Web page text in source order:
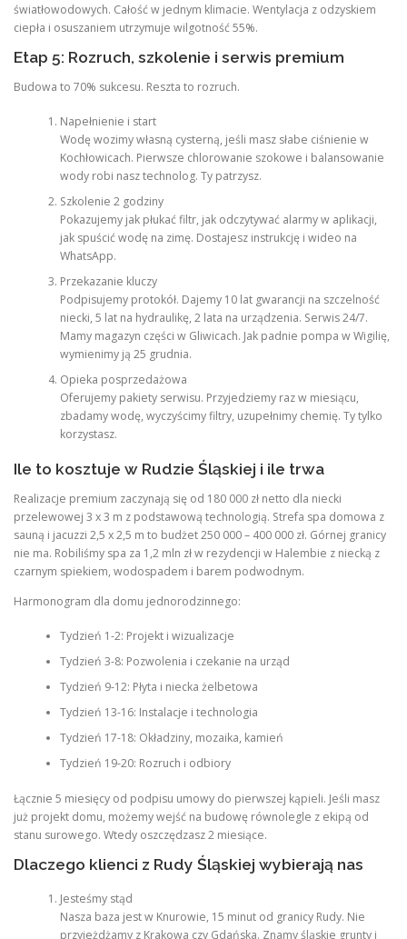
światłowodowych. Całość w jednym klimacie. Wentylacja z odzyskiem
ciepła i osuszaniem utrzymuje wilgotność 55%.
Etap 5: Rozruch, szkolenie i serwis premium
Budowa to 70% sukcesu. Reszta to rozruch.
Napełnienie i start
Wodę wozimy własną cysterną, jeśli masz słabe ciśnienie w
Kochłowicach. Pierwsze chlorowanie szokowe i balansowanie
wody robi nasz technolog. Ty patrzysz.
Szkolenie 2 godziny
Pokazujemy jak płukać filtr, jak odczytywać alarmy w aplikacji,
jak spuścić wodę na zimę. Dostajesz instrukcję i wideo na
WhatsApp.
Przekazanie kluczy
Podpisujemy protokół. Dajemy 10 lat gwarancji na szczelność
niecki, 5 lat na hydraulikę, 2 lata na urządzenia. Serwis 24/7.
Mamy magazyn części w Gliwicach. Jak padnie pompa w Wigilię,
wymienimy ją 25 grudnia.
Opieka posprzedażowa
Oferujemy pakiety serwisu. Przyjedziemy raz w miesiącu,
zbadamy wodę, wyczyścimy filtry, uzupełnimy chemię. Ty tylko
korzystasz.
Ile to kosztuje w Rudzie Śląskiej i ile trwa
Realizacje premium zaczynają się od 180 000 zł netto dla niecki
przelewowej 3 x 3 m z podstawową technologią. Strefa spa domowa z
sauną i jacuzzi 2,5 x 2,5 m to budżet 250 000 – 400 000 zł. Górnej granicy
nie ma. Robiliśmy spa za 1,2 mln zł w rezydencji w Halembie z niecką z
czarnym spiekiem, wodospadem i barem podwodnym.
Harmonogram dla domu jednorodzinnego:
Tydzień 1-2: Projekt i wizualizacje
Tydzień 3-8: Pozwolenia i czekanie na urząd
Tydzień 9-12: Płyta i niecka żelbetowa
Tydzień 13-16: Instalacje i technologia
Tydzień 17-18: Okładziny, mozaika, kamień
Tydzień 19-20: Rozruch i odbiory
Łącznie 5 miesięcy od podpisu umowy do pierwszej kąpieli. Jeśli masz
już projekt domu, możemy wejść na budowę równolegle z ekipą od
stanu surowego. Wtedy oszczędzasz 2 miesiące.
Dlaczego klienci z Rudy Śląskiej wybierają nas
Jesteśmy stąd
Nasza baza jest w Knurowie, 15 minut od granicy Rudy. Nie
przyjeżdżamy z Krakowa czy Gdańska. Znamy śląskie grunty i